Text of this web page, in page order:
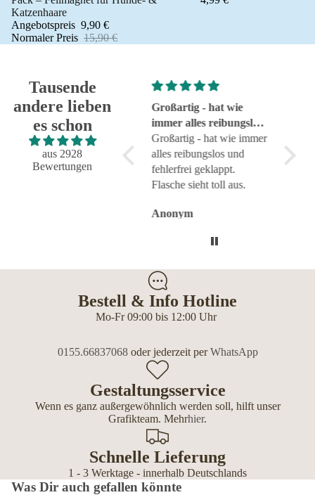
Katzenhaare
Angebotspreis 9,90 €
Normaler Preis 15,90 €
Tausende
andere lieben
es schon
aus 2928
Bewertungen
Super!
Super!
Großartig - hat wie
immer alles reibungslos
und fehlerfrei geklappt
Großartig - hat wie immer
alles reibungslos und
fehlerfrei geklappt.
Flasche sieht toll aus.
Anonym
Bestell & Info Hotline
Mo-Fr 09:00 bis 12:00 Uhr
0155.66837068oder jederzeit perWhatsApp
Gestaltungsservice
Wenn es ganz außergewöhnlich werden soll, hilft unser
Grafikteam. Mehrhier.
Schnelle Lieferung
1 - 3 Werktage - innerhalb Deutschlands
Was Dir auch gefallen könnte